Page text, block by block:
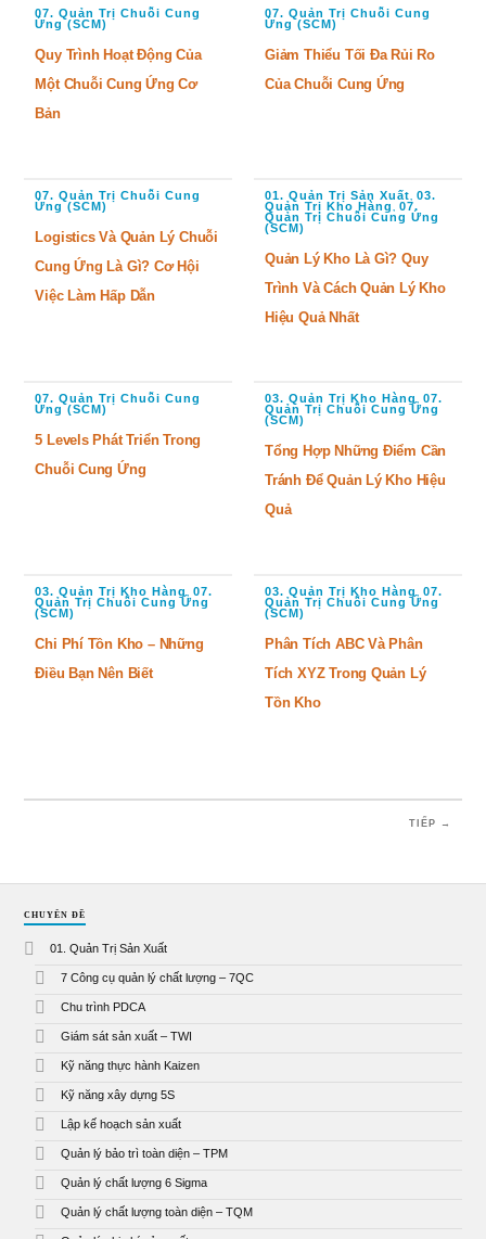
07. Quản Trị Chuỗi Cung
Ứng (SCM)
Quy Trình Hoạt Động Của
Một Chuỗi Cung Ứng Cơ
Bản
07. Quản Trị Chuỗi Cung
Ứng (SCM)
Giảm Thiểu Tối Đa Rủi Ro
Của Chuỗi Cung Ứng
07. Quản Trị Chuỗi Cung
Ứng (SCM)
Logistics Và Quản Lý Chuỗi
Cung Ứng Là Gì? Cơ Hội
Việc Làm Hấp Dẫn
01. Quản Trị Sản Xuất,03.
Quản Trị Kho Hàng ,07.
Quản Trị Chuỗi Cung Ứng
(SCM)
Quản Lý Kho Là Gì? Quy
Trình Và Cách Quản Lý Kho
Hiệu Quả Nhất
07. Quản Trị Chuỗi Cung
Ứng (SCM)
5 Levels Phát Triển Trong
Chuỗi Cung Ứng
03. Quản Trị Kho Hàng ,07.
Quản Trị Chuỗi Cung Ứng
(SCM)
Tổng Hợp Những Điểm Cần
Tránh Để Quản Lý Kho Hiệu
Quả
03. Quản Trị Kho Hàng ,07.
Quản Trị Chuỗi Cung Ứng
(SCM)
Chi Phí Tồn Kho – Những
Điều Bạn Nên Biết
03. Quản Trị Kho Hàng ,07.
Quản Trị Chuỗi Cung Ứng
(SCM)
Phân Tích ABC Và Phân
Tích XYZ Trong Quản Lý
Tồn Kho
TIẾP →
CHUYÊN ĐỀ
01. Quản Trị Sản Xuất
7 Công cụ quản lý chất lượng – 7QC
Chu trình PDCA
Giám sát sản xuất – TWI
Kỹ năng thực hành Kaizen
Kỹ năng xây dựng 5S
Lập kế hoạch sản xuất
Quản lý bảo trì toàn diện – TPM
Quản lý chất lượng 6 Sigma
Quản lý chất lượng toàn diện – TQM